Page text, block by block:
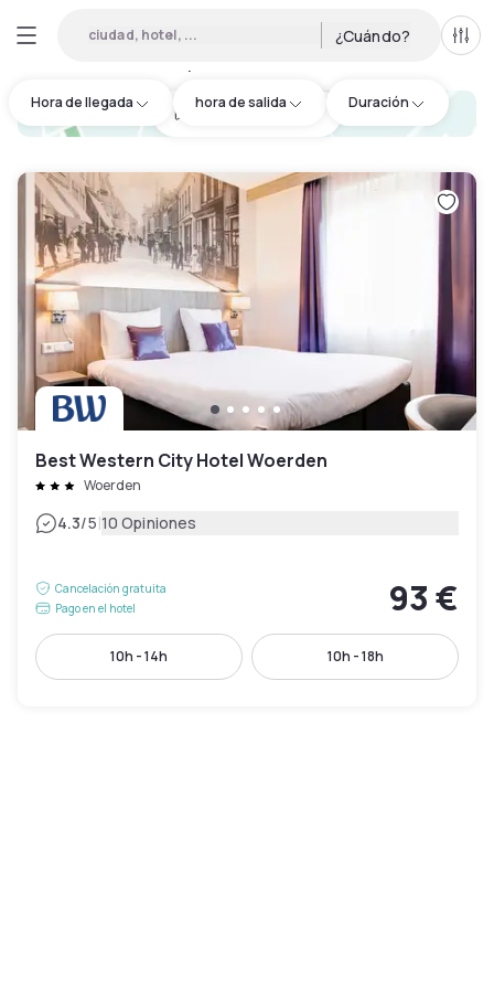
ciudad, hotel, ... ¿Cuándo?
Hora de llegada hora de salida Duración
hotel.cta.view_map
Best Western City Hotel Woerden
Woerden
4.3/5|10 Opiniones
Cancelación gratuita
Pago en el hotel
93 €
10h - 14h 10h - 18h